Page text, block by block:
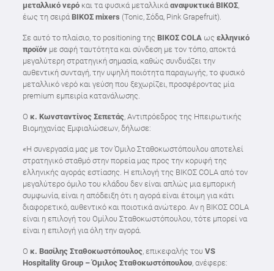
μεταλλικό νερόκαι τα φυσικά μεταλλικάαναψυκτικά ΒΙΚΟΣ,
έως τη σειράΒΙΚΟΣ mixers (Tonic, Σόδα, Pink Grapefruit).
Σε αυτό το πλαίσιο, το positioning της ΒΙΚΟΣ COLAως ελληνικό
προϊόνμε σαφή ταυτότητα και σύνδεση με τον τόπο, αποκτά
μεγαλύτερη στρατηγική σημασία, καθώς συνδυάζει την
αυθεντική συνταγή, την υψηλή ποιότητα παραγωγής, το φυσικό
μεταλλικό νερό και γεύση που ξεχωρίζει, προσφέροντας μία
premium εμπειρία κατανάλωσης.
Ο κ. Κωνσταντίνος Σεπετάς, Αντιπρόεδρος της Ηπειρωτικής
Βιομηχανίας Εμφιαλώσεων, δήλωσε:
«Η συνεργασία μας με τον Όμιλο Σταθοκωστόπουλου αποτελεί
στρατηγικό σταθμό στην πορεία μας προς την κορυφή της
ελληνικής αγοράς εστίασης. Η επιλογή της ΒΙΚΟΣ COLA από τον
μεγαλύτερο όμιλο του κλάδου δεν είναι απλώς μια εμπορική
συμφωνία, είναι η απόδειξη ότι η αγορά είναι έτοιμη για κάτι
διαφορετικό, αυθεντικό και ποιοτικά ανώτερο. Αν η ΒΙΚΟΣ COLA
είναι η επιλογή του Ομίλου Σταθοκωστόπουλου, τότε μπορεί να
είναι η επιλογή για όλη την αγορά.
Ο κ. Βασίλης Σταθοκωστόπουλος, επικεφαλής του VS
Hospitality Group – Όμιλος Σταθοκωστόπουλου, ανέφερε: